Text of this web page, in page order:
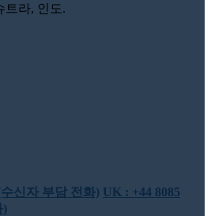
트라, 인도.
수신자 부담 전화) UK : +44 8085
)